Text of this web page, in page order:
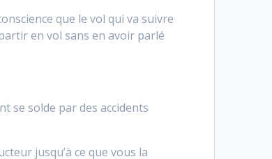
que le vol qui va suivre
en vol sans en avoir parlé
se solde par des accidents
jusqu’à ce que vous la